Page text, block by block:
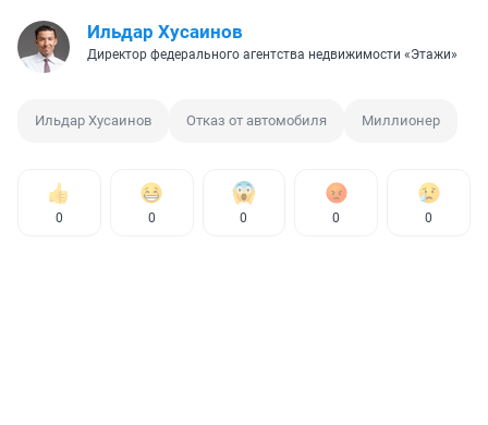
Ильдар Хусаинов
Директор федерального агентства недвижимости «Этажи»
Ильдар Хусаинов Отказ от автомобиля Миллионер
0 0 0 0 0